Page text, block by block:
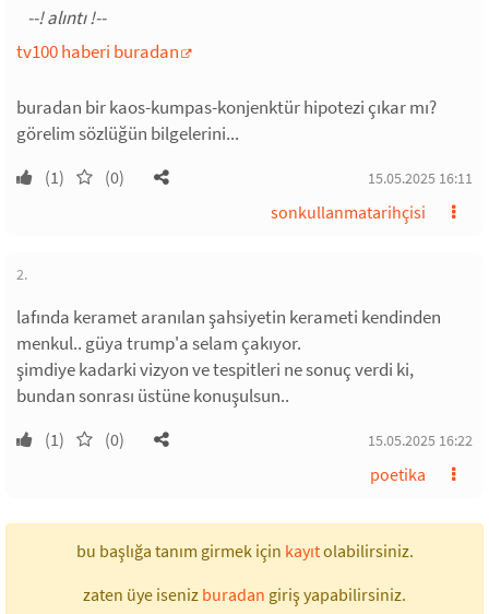
tv100 haberi buradan
buradan bir kaos-kumpas-konjenktür hipotezi çıkar mı?
görelim sözlüğün bilgelerini...
(1) (0) 15.05.2025 16:11
sonkullanmatarihçisi
2.
lafında keramet aranılan şahsiyetin kerameti kendinden
menkul.. güya trump'a selam çakıyor.
şimdiye kadarki vizyon ve tespitleri ne sonuç verdi ki,
bundan sonrası üstüne konuşulsun..
(1) (0) 15.05.2025 16:22
poetika
bu başlığa tanım girmek için kayıtolabilirsiniz.
zaten üye iseniz buradan giriş yapabilirsiniz.